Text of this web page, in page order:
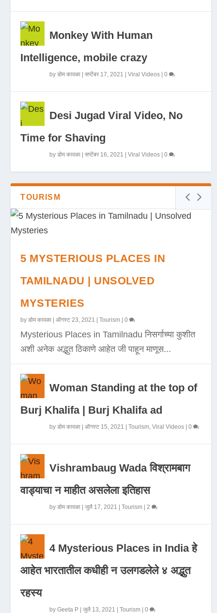
Monkey With Human
Intelligence, mobile crazy
byडोम कावळा |सप्टेंबर 17, 2021 |Viral Videos |0
Desi Jugad Viral Video, No
Time for Shaving
byडोम कावळा |सप्टेंबर 16, 2021 |Viral Videos |0
TOURISM
5 MYSTERIOUS PLACES IN
TAMILNADU | UNSOLVED
MYSTERIES
byडोम कावळा |ऑगस्ट 23, 2021 |Tourism |0
Mysterious Places in Tamilnadu निसर्गाच्या कुशीत
अशी अनेक अद्भुत ठिकाणे आहेत जी पाहून माणूस...
Woman Standing at the top of
Burj Khalifa | Burj Khalifa ad
byडोम कावळा |ऑगस्ट 15, 2021 |Tourism,Viral Videos |0
Vishrambaug Wada विश्रामबाग
वाड्याचा न माहीत असलेला इतिहास
byडोम कावळा |जुलै 17, 2021 |Tourism |2
4 Mysterious Places in India हे
आहेत भारतातील कधीही न उलगडलेले ४ अद्भुत
रहस्य
byGeeta P |जुलै 13, 2021 |Tourism |0